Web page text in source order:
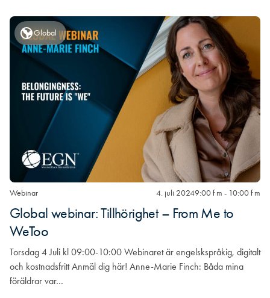
Global
Webinar 4. juli 20249:00 f m - 10:00 f m
Global webinar: Tillhörighet – From Me to
WeToo
Torsdag 4 Juli kl 09:00-10:00 Webinaret är engelskspråkig, digitalt
och kostnadsfritt Anmäl dig här! Anne-Marie Finch: Båda mina
föräldrar var…